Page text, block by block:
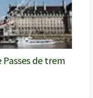
de trem